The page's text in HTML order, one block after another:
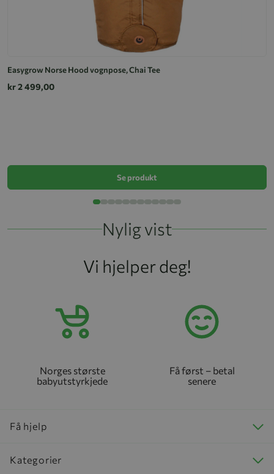
Easygrow Norse Hood vognpose, Chai Tee
kr 2 499,00
Se produkt
Nylig vist
Vi hjelper deg!
Norges største
babyutstyrkjede
Få først – betal
senere
Få hjelp
Kategorier